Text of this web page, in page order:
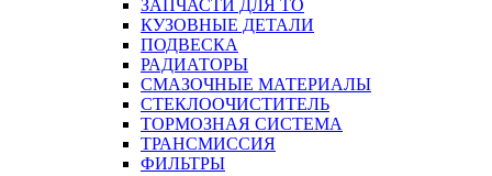
ЗАПЧАСТИ ДЛЯ ТО
КУЗОВНЫЕ ДЕТАЛИ
ПОДВЕСКА
РАДИАТОРЫ
СМАЗОЧНЫЕ МАТЕРИАЛЫ
СТЕКЛООЧИСТИТЕЛЬ
ТОРМОЗНАЯ СИСТЕМА
ТРАНСМИССИЯ
ФИЛЬТРЫ